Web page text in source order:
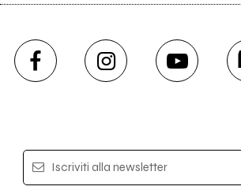
Iscriviti alla newsletter